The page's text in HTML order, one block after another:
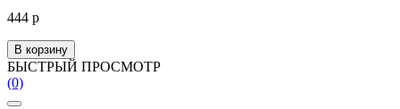
444 р
В корзину
БЫСТРЫЙ ПРОСМОТР
(0)